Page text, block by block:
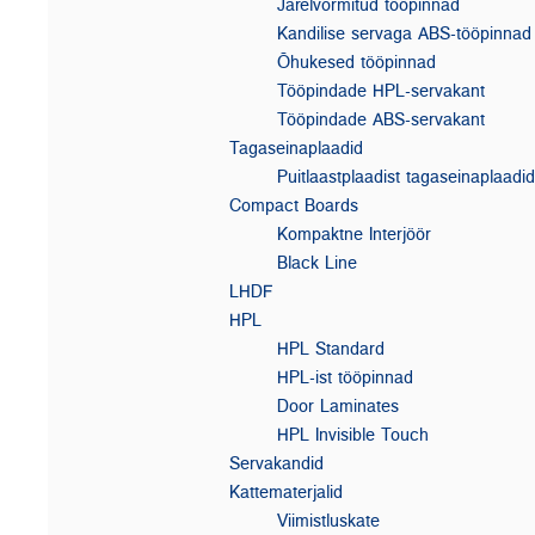
Kandilise servaga ABS-tööpinnad
Õhukesed tööpinnad
Tööpindade HPL-servakant
Tööpindade ABS-servakant
Tagaseinaplaadid
Puitlaastplaadist tagaseinaplaadid
Compact Boards
Kompaktne Interjöör
Black Line
LHDF
HPL
HPL Standard
HPL-ist tööpinnad
Door Laminates
HPL Invisible Touch
Servakandid
Kattematerjalid
Viimistluskate